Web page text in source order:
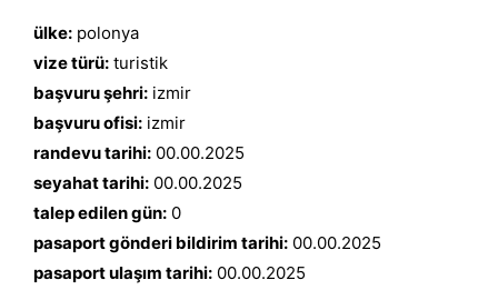
ülke: polonya
vize türü: turistik
başvuru şehri: izmir
başvuru ofisi: izmir
randevu tarihi: 00.00.2025
seyahat tarihi: 00.00.2025
talep edilen gün: 0
pasaport gönderi bildirim tarihi: 00.00.2025
pasaport ulaşım tarihi: 00.00.2025